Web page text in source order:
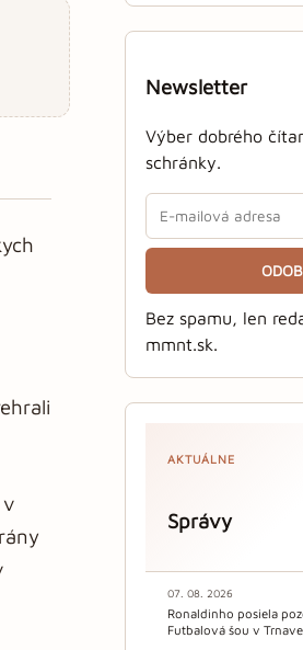
Newsletter
Výber dobrého
schránky.
Bez spamu, len
mmnt.sk.
AKTUÁLNE
Správy
07. 08. 2026
Ronaldinho posiela
Futbalová šou v